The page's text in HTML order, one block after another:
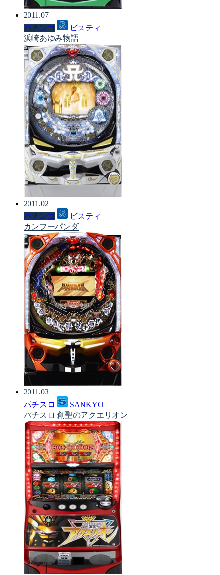
2011.07
パチンコ
ビスティ
浜崎あゆみ物語
2011.02
パチンコ
ビスティ
カンフーパンダ
2011.03
パチスロ
SANKYO
パチスロ 創聖のアクエリオン